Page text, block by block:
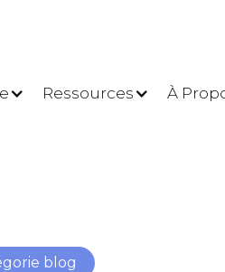
Ressources À
blog